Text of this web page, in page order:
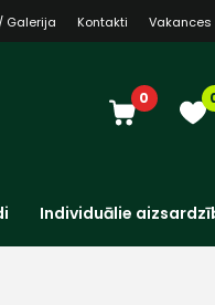
Galerija Kontakti Vakances
0
Individuālie